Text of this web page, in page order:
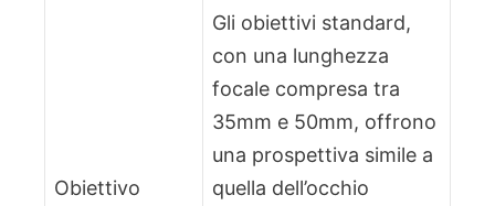
Obiettivo
Gli obiettivi standard,
con una lunghezza
focale compresa tra
35mm e 50mm, offrono
una prospettiva simile a
quella dell’occhio